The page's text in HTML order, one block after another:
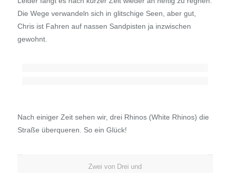
Die Wege verwandeln sich in glitschige Seen, aber gut,
Chris ist Fahren auf nassen Sandpisten ja inzwischen
gewohnt.
Nach einiger Zeit sehen wir, drei Rhinos (White Rhinos) die
Straße überqueren. So ein Glück!
Zwei von Drei und